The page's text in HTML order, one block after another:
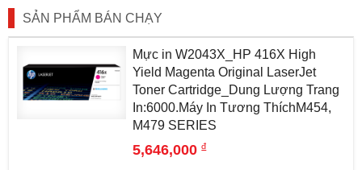
SẢN PHẨM BÁN CHẠY
Mực in W2043X_HP 416X High
Yield Magenta Original LaserJet
Toner Cartridge_Dung Lượng Trang
In:6000.Máy In Tương ThíchM454,
M479 SERIES
5,646,000đ